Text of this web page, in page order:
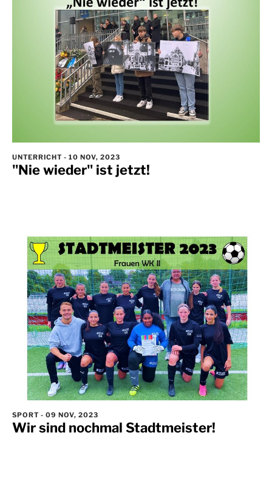
UNTERRICHT - 10 NOV, 2023
"Nie wieder" ist jetzt!
SPORT - 09 NOV, 2023
Wir sind nochmal Stadtmeister!